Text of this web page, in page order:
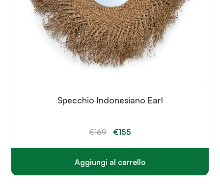
Specchio Indonesiano Earl
€169 Il
prezzo
era:
€155
è:
Aggiungi al carrello